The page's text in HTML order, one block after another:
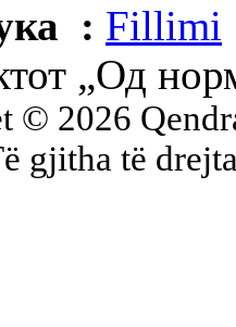
: Fillimi
„Од
© 2026
gjitha të